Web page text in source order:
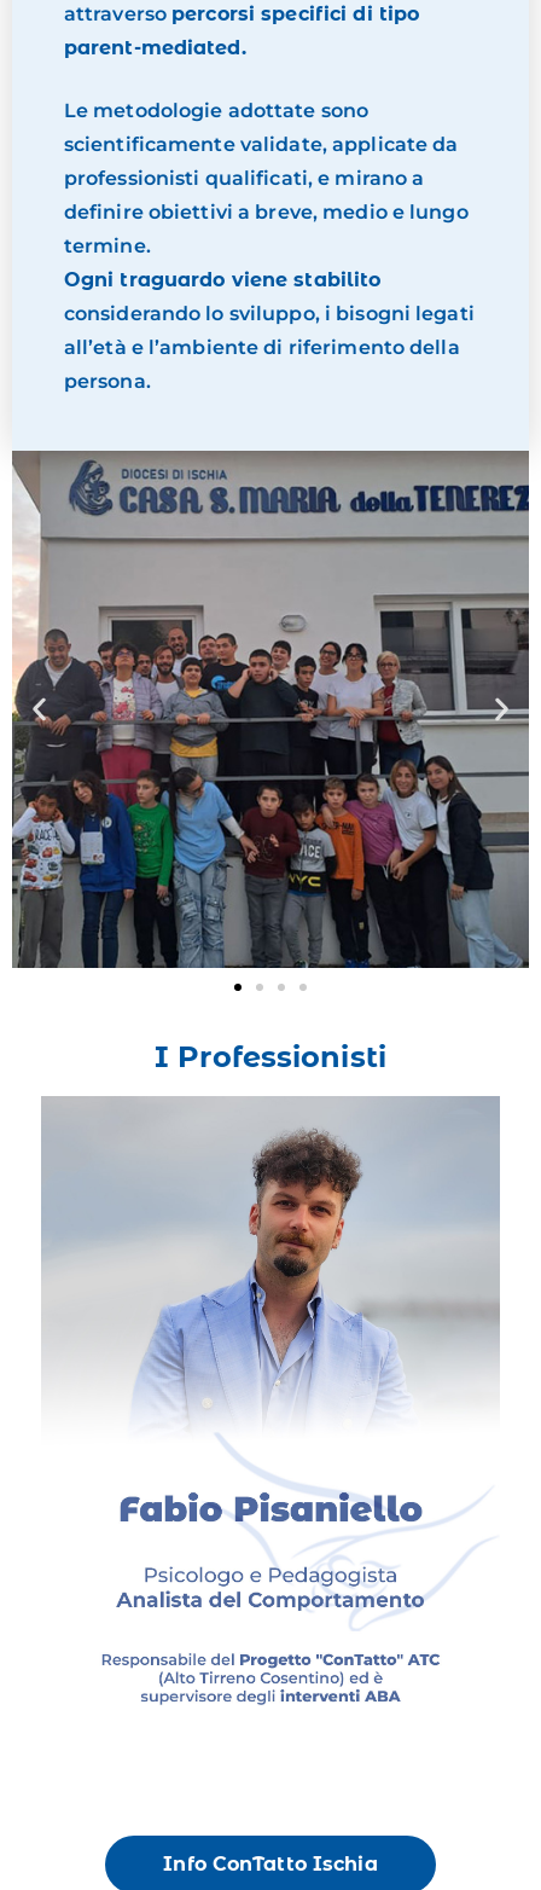
attraverso percorsi specifici di tipo
parent-mediated.
Le metodologie adottate sono
scientificamente validate, applicate da
professionisti qualificati, e mirano a
definire obiettivi a breve, medio e lungo
termine.
Ogni traguardo viene stabilito
considerando lo sviluppo, i bisogni legati
all’età e l’ambiente di riferimento della
persona.
I Professionisti
Info ConTatto Ischia